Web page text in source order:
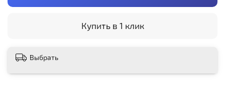
Купить в 1 клик
Выбрать